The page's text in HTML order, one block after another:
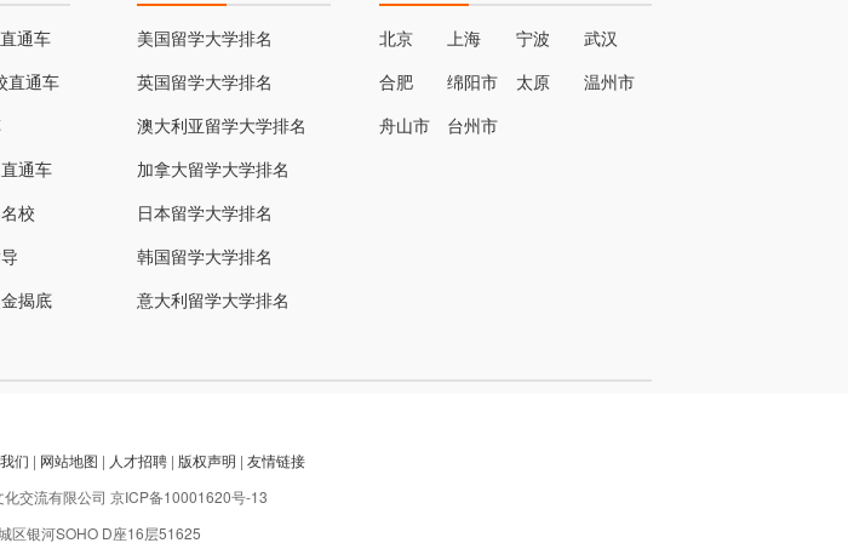
通车
直通车
通车
校
揭底
美国留学大学排名
英国留学大学排名
澳大利亚留学大学排名
加拿大留学大学排名
日本留学大学排名
韩国留学大学排名
意大利留学大学排名
北京 上海 宁波 武汉
合肥 绵阳市 太原 温州市
舟山市 台州市
们 | 网站地图 | 人才招聘| 版权声明 | 友情链接
交流有限公司 京ICP备10001620号-13
区银河SOHO D座16层51625